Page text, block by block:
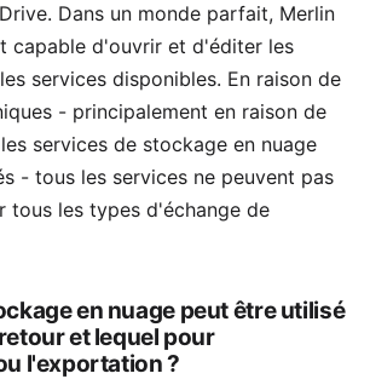
Dans un monde parfait, Merlin
capable d'ouvrir et d'éditer les
services disponibles. En raison de
- principalement en raison de
services de stockage en nuage
- tous les services ne peuvent pas
tous les types d'échange de
en nuage peut être utilisé
et lequel pour
l'exportation ?